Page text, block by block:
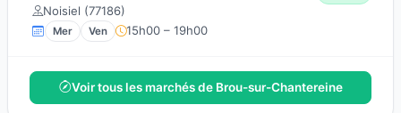
Noisiel (77186)
Mer Ven 15h00 – 19h00
Voir tous les marchés de Brou-sur-Chantereine